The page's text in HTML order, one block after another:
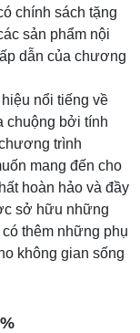
chính sách tặng
sản phẩm nội
dẫn của chương
nổi tiếng về
chuộng bởi tính
trình
mang đến cho
hoàn hảo và đầy
sở hữu những
thêm những phụ
không gian sống